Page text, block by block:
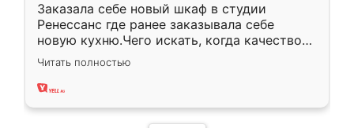
Заказала себе новый шкаф в студии
Ренессанс где ранее заказывала себе
новую кухню.Чего искать, когда качеством
вполне довольна. Служит кухня уже почти
два года, нареканий нет.
Читать полностью